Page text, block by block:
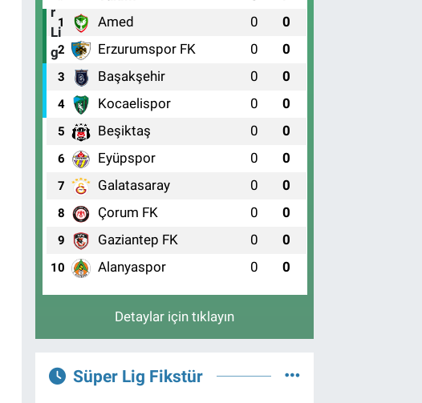
1 Amed 0 0
2 Erzurumspor FK 0 0
3 Başakşehir 0 0
4 Kocaelispor 0 0
5 Beşiktaş 0 0
6 Eyüpspor 0 0
7 Galatasaray 0 0
8 Çorum FK 0 0
9 Gaziantep FK 0 0
10 Alanyaspor 0 0
Detaylar için tıklayın
Süper Lig Fikstür